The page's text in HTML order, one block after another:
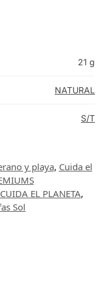
21 g
NATURAL
S/T
y playa, Cuida el
CUIDA EL PLANETA,
Sol